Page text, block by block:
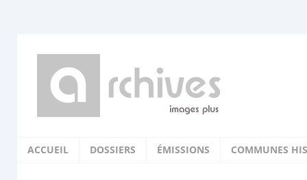
ACCUEIL DOSSIERS ÉMISSIONS COMMUNES